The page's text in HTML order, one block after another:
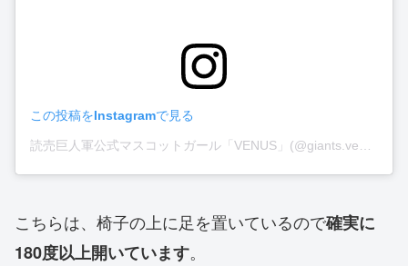
この投稿をInstagramで見る
読売巨人軍公式マスコットガール「VENUS」(@giants.venus)がシェアした投稿
こちらは、椅子の上に足を置いているので確実に
180度以上開いています。